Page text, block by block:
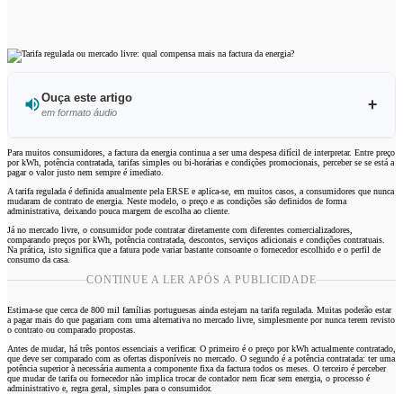
Ouça este artigo
em formato áudio
Ouvir este artigo
Para muitos consumidores, a factura da energia continua a ser uma despesa difícil de interpretar. Entre preço
por kWh, potência contratada, tarifas simples ou bi-horárias e condições promocionais, perceber se se está a
pagar o valor justo nem sempre é imediato.
A tarifa regulada é definida anualmente pela ERSE e aplica-se, em muitos casos, a consumidores que nunca
mudaram de contrato de energia. Neste modelo, o preço e as condições são definidos de forma
administrativa, deixando pouca margem de escolha ao cliente.
Já no mercado livre, o consumidor pode contratar diretamente com diferentes comercializadores,
comparando preços por kWh, potência contratada, descontos, serviços adicionais e condições contratuais.
Na prática, isto significa que a fatura pode variar bastante consoante o fornecedor escolhido e o perfil de
consumo da casa.
CONTINUE A LER APÓS A PUBLICIDADE
Estima-se que cerca de 800 mil famílias portuguesas ainda estejam na tarifa regulada. Muitas poderão estar
a pagar mais do que pagariam com uma alternativa no mercado livre, simplesmente por nunca terem revisto
o contrato ou comparado propostas.
Antes de mudar, há três pontos essenciais a verificar. O primeiro é o preço por kWh actualmente contratado,
que deve ser comparado com as ofertas disponíveis no mercado. O segundo é a potência contratada: ter uma
potência superior à necessária aumenta a componente fixa da factura todos os meses. O terceiro é perceber
que mudar de tarifa ou fornecedor não implica trocar de contador nem ficar sem energia, o processo é
administrativo e, regra geral, simples para o consumidor.